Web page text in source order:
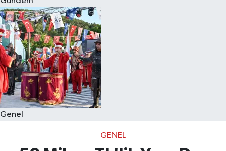
Genel
GENEL
Eğitim
Sağlık
Dünya
Magazin
Kültür & Sanat